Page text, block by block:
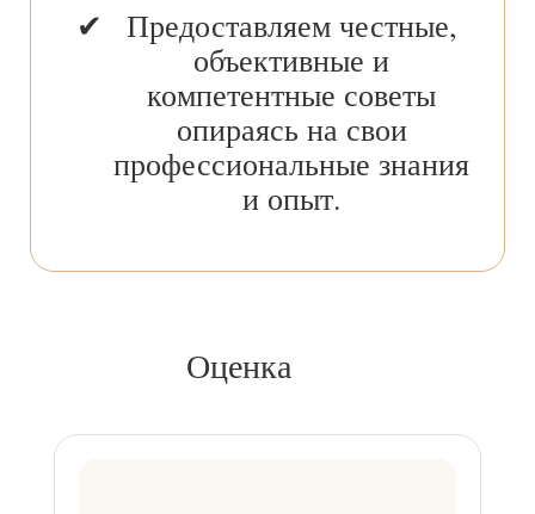
Предоставляем честные,
объективные и
компетентные советы
опираясь на свои
профессиональные знания
и опыт.
Оценка